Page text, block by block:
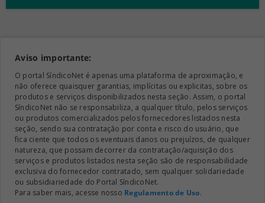
Aviso importante:
O portal SíndicoNet é apenas uma plataforma de aproximação, e
não oferece quaisquer garantias, implícitas ou explicitas, sobre os
produtos e serviços disponibilizados nesta seção. Assim, o portal
SíndicoNet não se responsabiliza, a qualquer título, pelos serviços
ou produtos comercializados pelos fornecedores listados nesta
seção, sendo sua contratação por conta e risco do usuário, que
fica ciente que todos os eventuais danos ou prejuízos, de qualquer
natureza, que possam decorrer da contratação/aquisição dos
serviços e produtos listados nesta seção são de responsabilidade
exclusiva do fornecedor contratado, sem qualquer solidariedade
ou subsidiariedade do Portal SíndicoNet.
Para saber mais, acesse nosso Regulamento de Uso.